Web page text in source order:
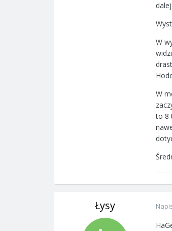
W
W
to 8
Łysy